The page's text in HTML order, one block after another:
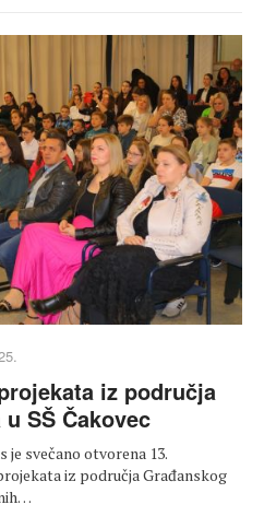
iz područja
SŠ Čakovec
je svečano otvorena 13.
iz područja Građanskog